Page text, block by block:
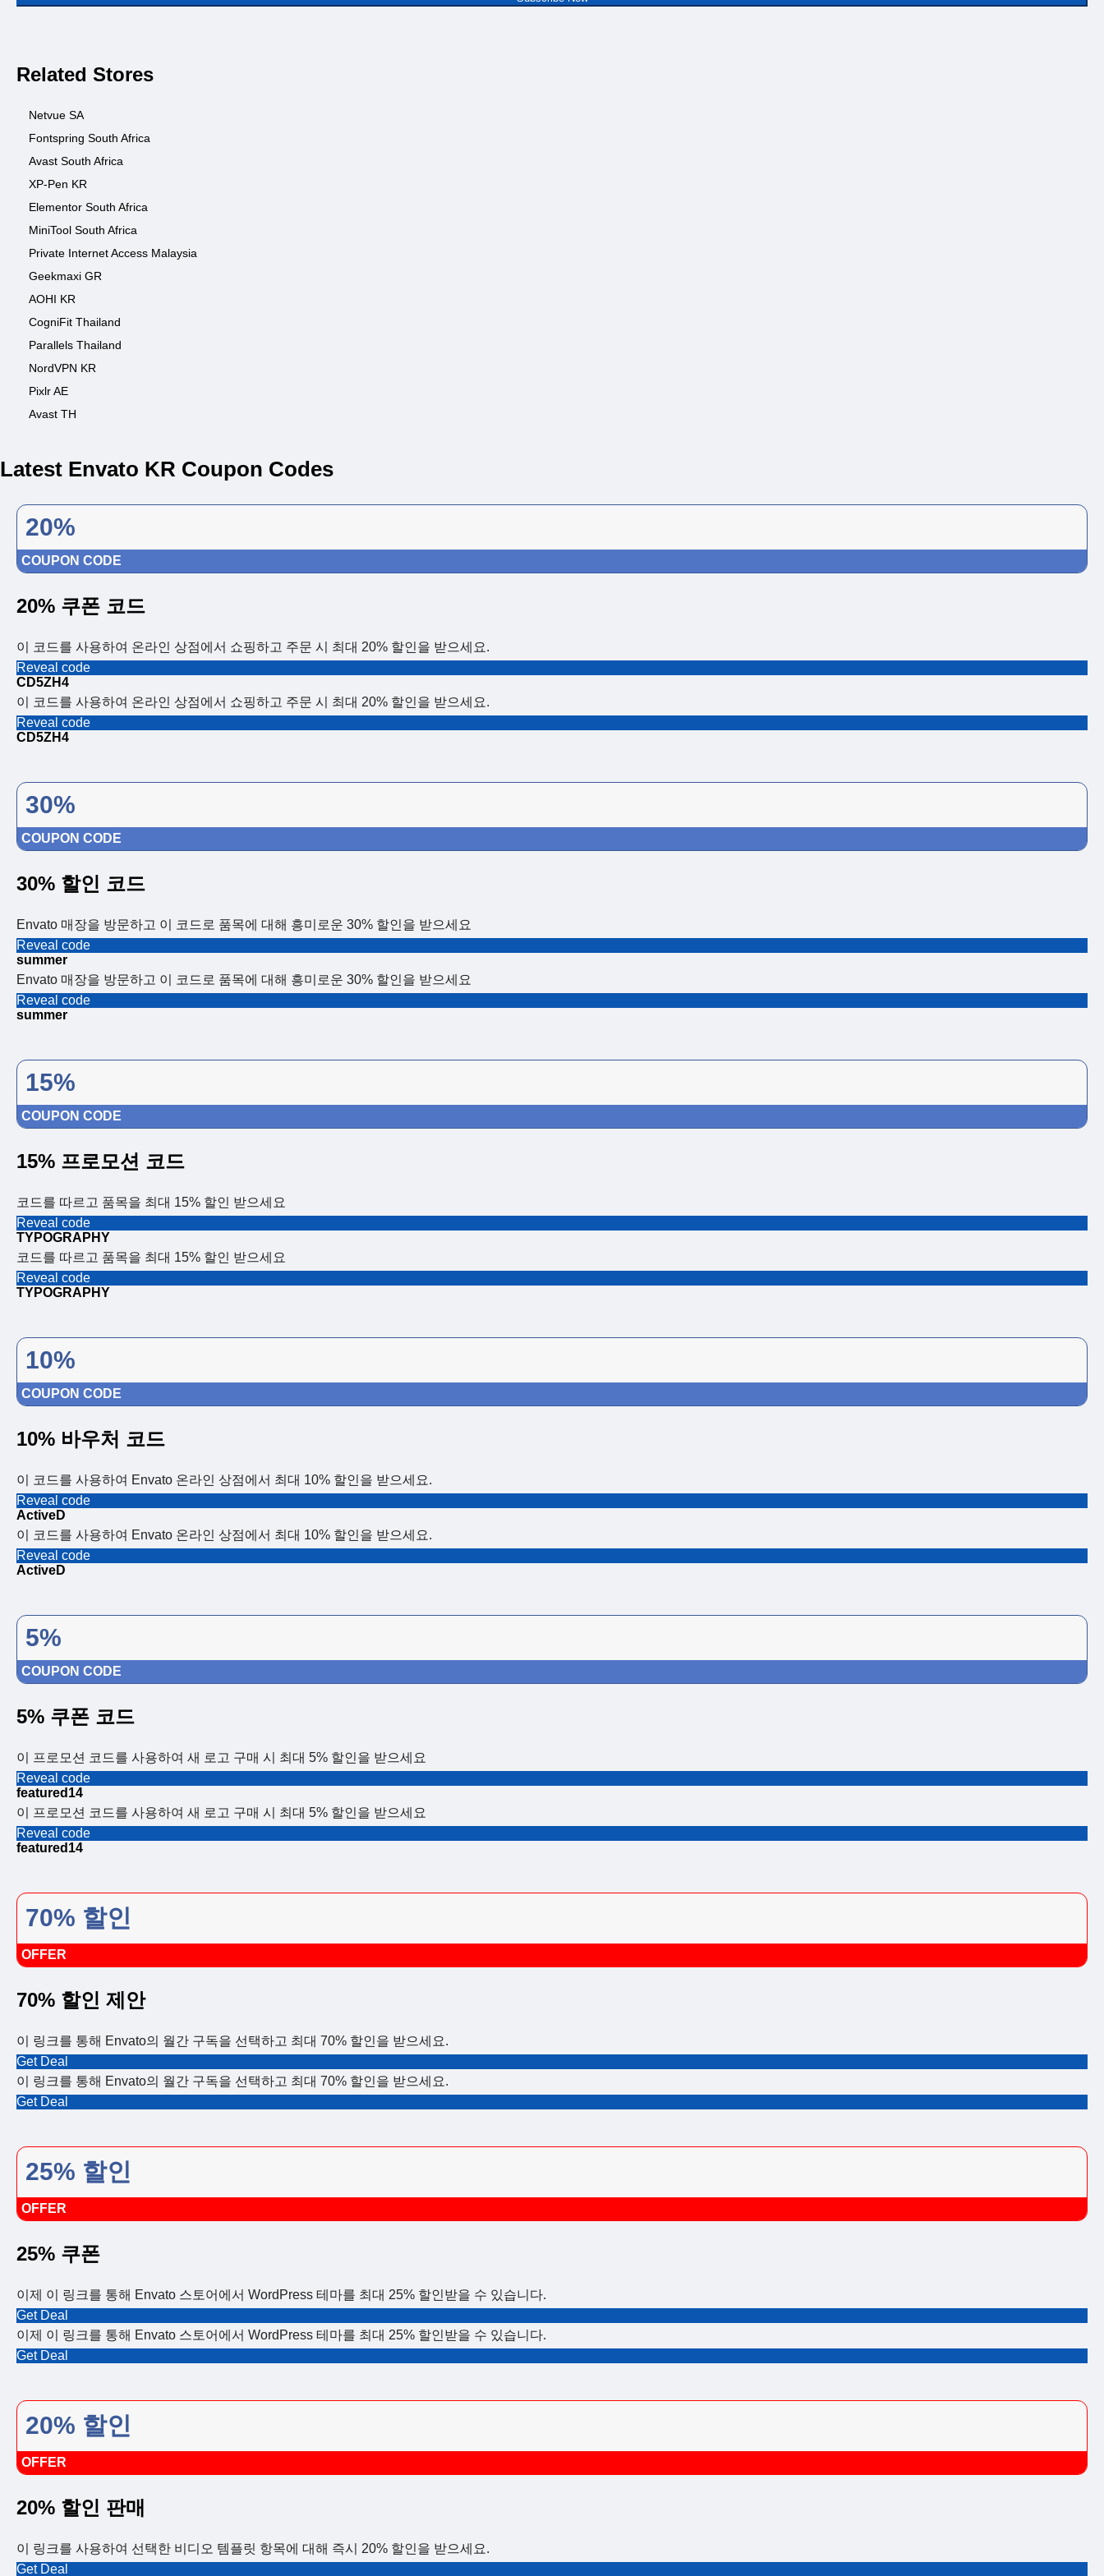
Related Stores
Netvue SA
Fontspring South Africa
Avast South Africa
XP-Pen KR
Elementor South Africa
MiniTool South Africa
Private Internet Access Malaysia
Geekmaxi GR
AOHI KR
CogniFit Thailand
Parallels Thailand
NordVPN KR
Pixlr AE
Avast TH
Latest Envato KR Coupon Codes
20%
COUPON CODE
20% 쿠폰 코드
이 코드를 사용하여 온라인 상점에서 쇼핑하고 주문 시 최대 20% 할인을 받으세요.
Reveal code
CD5ZH4
이 코드를 사용하여 온라인 상점에서 쇼핑하고 주문 시 최대 20% 할인을 받으세요.
Reveal code
CD5ZH4
30%
COUPON CODE
30% 할인 코드
Envato 매장을 방문하고 이 코드로 품목에 대해 흥미로운 30% 할인을 받으세요
Reveal code
summer
Envato 매장을 방문하고 이 코드로 품목에 대해 흥미로운 30% 할인을 받으세요
Reveal code
summer
15%
COUPON CODE
15% 프로모션 코드
코드를 따르고 품목을 최대 15% 할인 받으세요
Reveal code
TYPOGRAPHY
코드를 따르고 품목을 최대 15% 할인 받으세요
Reveal code
TYPOGRAPHY
10%
COUPON CODE
10% 바우처 코드
이 코드를 사용하여 Envato 온라인 상점에서 최대 10% 할인을 받으세요.
Reveal code
ActiveD
이 코드를 사용하여 Envato 온라인 상점에서 최대 10% 할인을 받으세요.
Reveal code
ActiveD
5%
COUPON CODE
5% 쿠폰 코드
이 프로모션 코드를 사용하여 새 로고 구매 시 최대 5% 할인을 받으세요
Reveal code
featured14
이 프로모션 코드를 사용하여 새 로고 구매 시 최대 5% 할인을 받으세요
Reveal code
featured14
70% 할인
OFFER
70% 할인 제안
이 링크를 통해 Envato의 월간 구독을 선택하고 최대 70% 할인을 받으세요.
Get Deal
이 링크를 통해 Envato의 월간 구독을 선택하고 최대 70% 할인을 받으세요.
Get Deal
25% 할인
OFFER
25% 쿠폰
이제 이 링크를 통해 Envato 스토어에서 WordPress 테마를 최대 25% 할인받을 수 있습니다.
Get Deal
이제 이 링크를 통해 Envato 스토어에서 WordPress 테마를 최대 25% 할인받을 수 있습니다.
Get Deal
20% 할인
OFFER
20% 할인 판매
이 링크를 사용하여 선택한 비디오 템플릿 항목에 대해 즉시 20% 할인을 받으세요.
Get Deal